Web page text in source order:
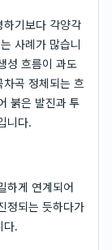
하기보다 각양각
사례가 많습니
성 흐름이 과도
곡 정체되는 흐
붉은 발진과 투
니다.
하게 연계되어
정되는 듯하다가
다.